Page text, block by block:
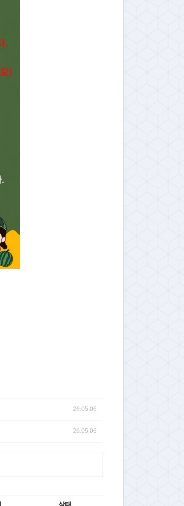
26.05.06
26.05.06
상태